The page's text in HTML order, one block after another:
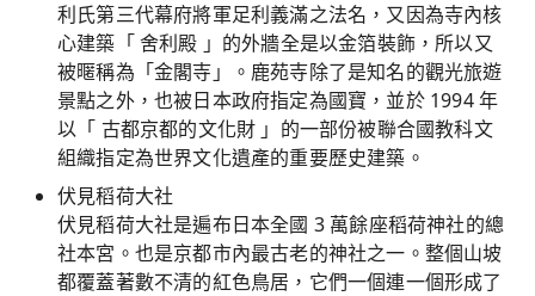
利氏第三代幕府將軍足利義滿之法名，又因為寺內核
心建築「 舍利殿 」的外牆全是以金箔裝飾，所以又
被暱稱為「金閣寺」。鹿苑寺除了是知名的觀光旅遊
景點之外，也被日本政府指定為國寶，並於 1994 年
以「 古都京都的文化財 」的一部份被聯合國教科文
組織指定為世界文化遺產的重要歷史建築。
伏見稻荷大社
伏見稻荷大社是遍布日本全國 3 萬餘座稻荷神社的總
社本宮。也是京都市內最古老的神社之一。整個山坡
都覆蓋著數不清的紅色鳥居，它們一個連一個形成了